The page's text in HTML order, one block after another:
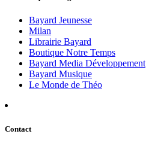
Bayard Jeunesse
Milan
Librairie Bayard
Boutique Notre Temps
Bayard Media Développement
Bayard Musique
Le Monde de Théo
Contact